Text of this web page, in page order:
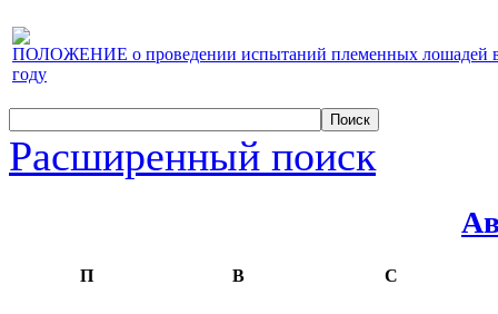
ПОЛОЖЕНИЕ о проведении испытаний племенных лошадей
году
Расширенный поиск
П В С